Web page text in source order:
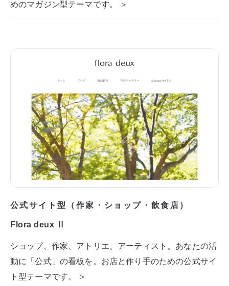
めのマガジン型テーマです。 ＞
公式サイト型（作家・ショップ・飲食店）
Flora deux Ⅱ
ショップ、作家、アトリエ、アーティスト。あなたの活
動に「公式」の看板を。お店と作り手のための公式サイ
ト型テーマです。 ＞